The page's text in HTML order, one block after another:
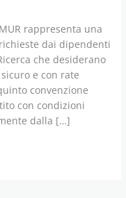
rappresenta una
dai dipendenti
che desiderano
e con rate
convenzione
con condizioni
dalla […]